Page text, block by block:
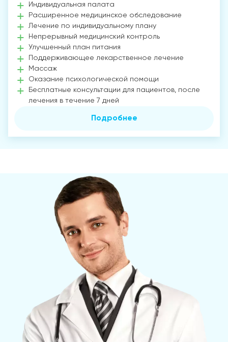
Индивидуальная палата
Расширенное медицинское обследование
Лечение по индивидуальному плану
Непрерывный медицинский контроль
Улучшенный план питания
Поддерживающее лекарственное лечение
Массаж
Оказание психологической помощи
Бесплатные консультации для пациентов, после
лечения в течение 7 дней
Подробнее